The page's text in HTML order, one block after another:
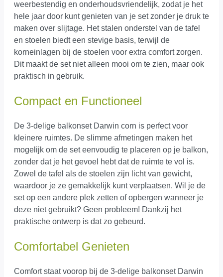
weerbestendig en onderhoudsvriendelijk, zodat je het
hele jaar door kunt genieten van je set zonder je druk te
maken over slijtage. Het stalen onderstel van de tafel
en stoelen biedt een stevige basis, terwijl de
korneinlagen bij de stoelen voor extra comfort zorgen.
Dit maakt de set niet alleen mooi om te zien, maar ook
praktisch in gebruik.
Compact en Functioneel
De 3-delige balkonset Darwin corn is perfect voor
kleinere ruimtes. De slimme afmetingen maken het
mogelijk om de set eenvoudig te placeren op je balkon,
zonder dat je het gevoel hebt dat de ruimte te vol is.
Zowel de tafel als de stoelen zijn licht van gewicht,
waardoor je ze gemakkelijk kunt verplaatsen. Wil je de
set op een andere plek zetten of opbergen wanneer je
deze niet gebruikt? Geen probleem! Dankzij het
praktische ontwerp is dat zo gebeurd.
Comfortabel Genieten
Comfort staat voorop bij de 3-delige balkonset Darwin